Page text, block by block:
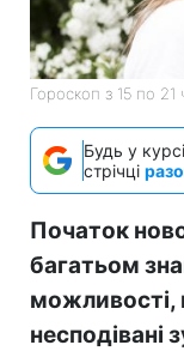
Гороскоп з 15 по
Будь у
стрічці
Початок
багатьом
можливості,
несподівані